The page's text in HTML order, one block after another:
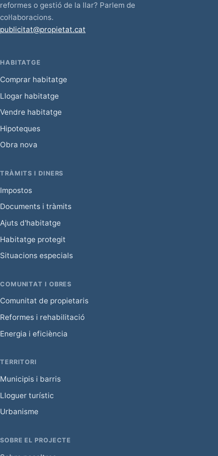
reformes o gestió de la llar? Parlem de
col·laboracions.
publicitat@propietat.cat
HABITATGE
Comprar habitatge
Llogar habitatge
Vendre habitatge
Hipoteques
Obra nova
TRÀMITS I DINERS
Impostos
Documents i tràmits
Ajuts d'habitatge
Habitatge protegit
Situacions especials
COMUNITAT I OBRES
Comunitat de propietaris
Reformes i rehabilitació
Energia i eficiència
TERRITORI
Municipis i barris
Lloguer turístic
Urbanisme
SOBRE EL PROJECTE